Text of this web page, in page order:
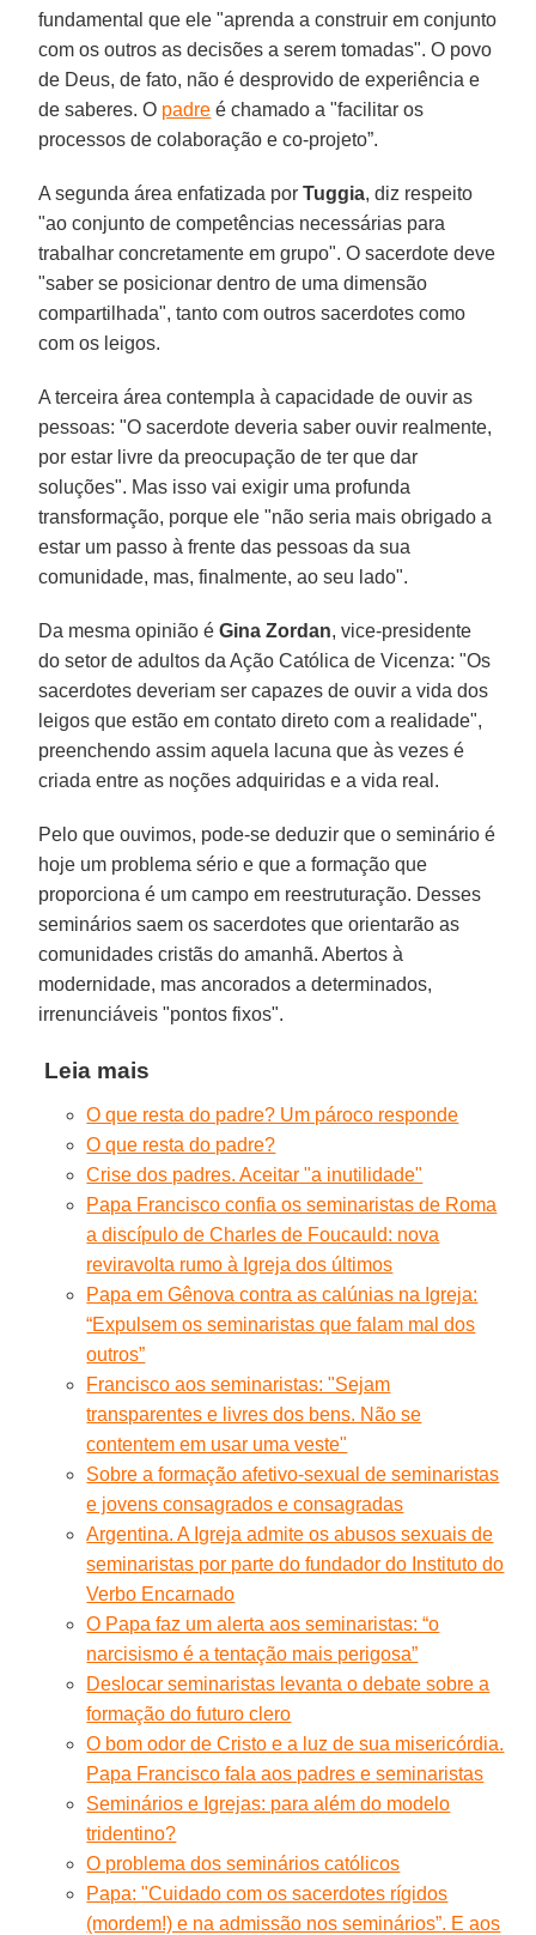
fundamental que ele "aprenda a construir em conjunto
com os outros as decisões a serem tomadas". O povo
de Deus, de fato, não é desprovido de experiência e
de saberes. O padre é chamado a "facilitar os
processos de colaboração e co-projeto”.
A segunda área enfatizada porTuggia, diz respeito
"ao conjunto de competências necessárias para
trabalhar concretamente em grupo". O sacerdote deve
"saber se posicionar dentro de uma dimensão
compartilhada", tanto com outros sacerdotes como
com os leigos.
A terceira área contempla à capacidade de ouvir as
pessoas: "O sacerdote deveria saber ouvir realmente,
por estar livre da preocupação de ter que dar
soluções". Mas isso vai exigir uma profunda
transformação, porque ele "não seria mais obrigado a
estar um passo à frente das pessoas da sua
comunidade, mas, finalmente, ao seu lado".
Da mesma opinião éGina Zordan, vice-presidente
do setor de adultos da Ação Católica de Vicenza: "Os
sacerdotes deveriam ser capazes de ouvir a vida dos
leigos que estão em contato direto com a realidade",
preenchendo assim aquela lacuna que às vezes é
criada entre as noções adquiridas e a vida real.
Pelo que ouvimos, pode-se deduzir que o seminário é
hoje um problema sério e que a formação que
proporciona é um campo em reestruturação. Desses
seminários saem os sacerdotes que orientarão as
comunidades cristãs do amanhã. Abertos à
modernidade, mas ancorados a determinados,
irrenunciáveis "pontos fixos".
Leia mais
O que resta do padre? Um pároco responde
O que resta do padre?
Crise dos padres. Aceitar "a inutilidade"
Papa Francisco confia os seminaristas de Roma
a discípulo de Charles de Foucauld: nova
reviravolta rumo à Igreja dos últimos
Papa em Gênova contra as calúnias na Igreja:
“Expulsem os seminaristas que falam mal dos
outros”
Francisco aos seminaristas: "Sejam
transparentes e livres dos bens. Não se
contentem em usar uma veste"
Sobre a formação afetivo-sexual de seminaristas
e jovens consagrados e consagradas
Argentina. A Igreja admite os abusos sexuais de
seminaristas por parte do fundador do Instituto do
Verbo Encarnado
O Papa faz um alerta aos seminaristas: “o
narcisismo é a tentação mais perigosa”
Deslocar seminaristas levanta o debate sobre a
formação do futuro clero
O bom odor de Cristo e a luz de sua misericórdia.
Papa Francisco fala aos padres e seminaristas
Seminários e Igrejas: para além do modelo
tridentino?
O problema dos seminários católicos
Papa: "Cuidado com os sacerdotes rígidos
(mordem!) e na admissão nos seminários”. E aos